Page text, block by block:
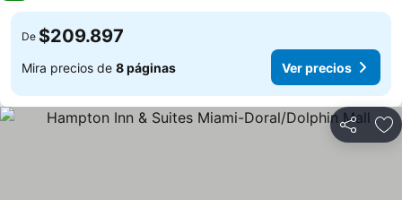
De $209.897
Mira precios de 8 páginas Ver precios
Compartir